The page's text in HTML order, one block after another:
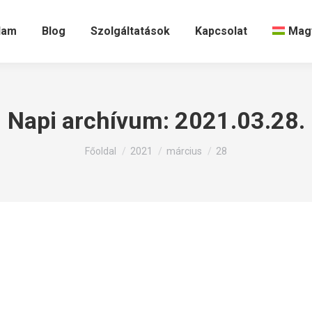
Blog Szolgáltatások Kapcsolat
Napi archívum: 2021.03.28.
Itt állsz:
Főoldal 2021 március 28